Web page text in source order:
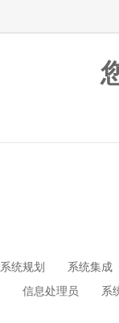
系统规划
系统集成
信息处理员 系